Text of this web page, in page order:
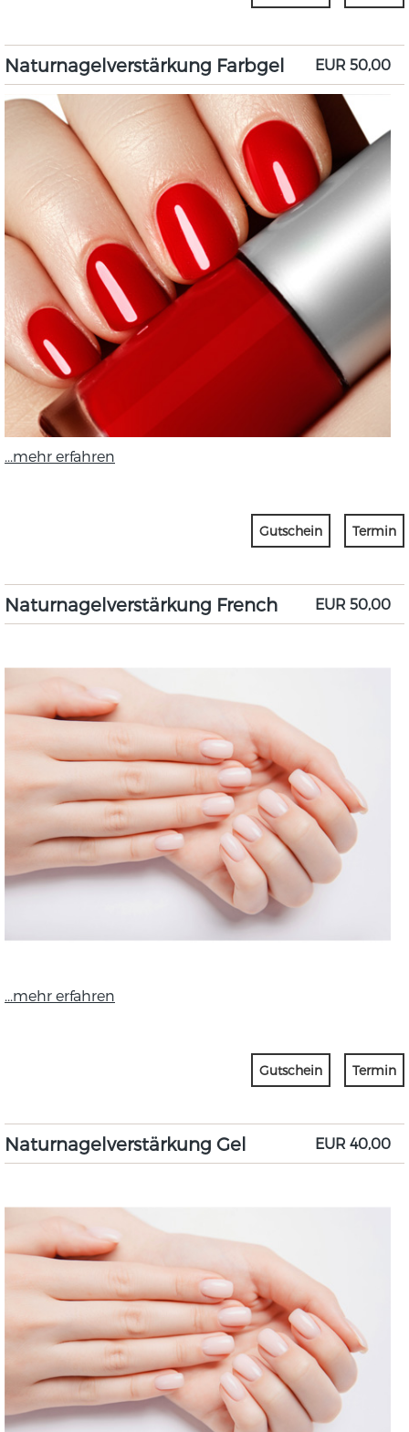
Naturnagelverstärkung Farbgel EUR 50,00
...mehr erfahren
Gutschein Termin
Naturnagelverstärkung French EUR 50,00
...mehr erfahren
Gutschein Termin
Naturnagelverstärkung Gel EUR 40,00